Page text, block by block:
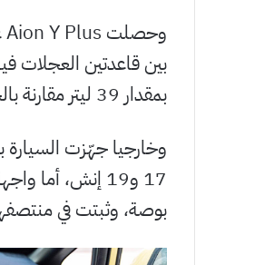
بمقدار 39 ليتر مقارنة بالجيل السابق من سيارات Aion.
بوصة، وثبتت في منتصفها